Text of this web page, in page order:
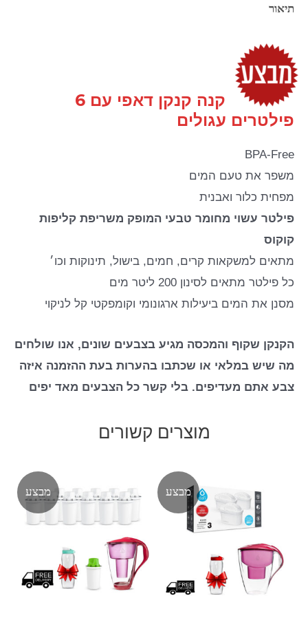
תיאור
קנה קנקן דאפי עם 6
פילטרים עגולים
BPA-Free
משפר את טעם המים
מפחית כלור ואבנית
פילטר עשוי מחומר טבעי המופק משריפת קליפות
קוקוס
מתאים למשקאות קרים, חמים, בישול, תינוקות וכו׳
כל פילטר מתאים לסינון 200 ליטר מים
מסנן את המים ביעילות ארגונומי וקומפקטי קל לניקוי
הקנקן שקוף והמכסה מגיע בצבעים שונים, אנו שולחים
מה שיש במלאי או שכתבו בהערות בעת ההזמנה איזה
צבע אתם מעדיפים. בלי קשר כל הצבעים מאד יפים
מוצרים קשורים
מבצע מבצע